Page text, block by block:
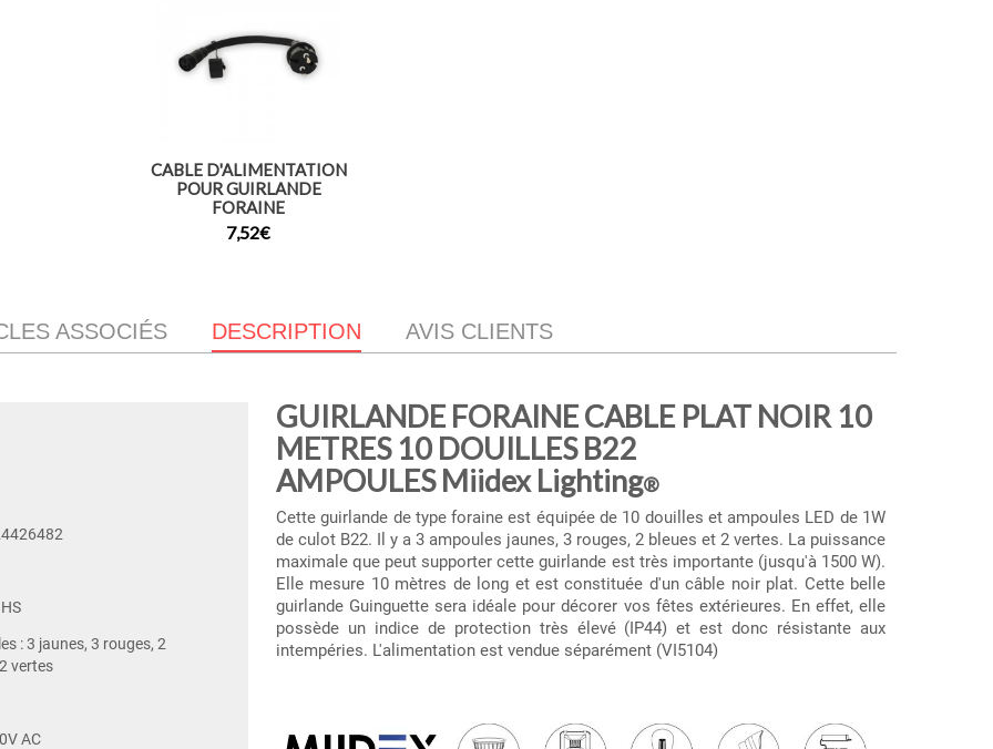
CABLE D'ALIMENTATION
POUR GUIRLANDE
FORAINE
7,52€
ASSOCIÉS DESCRIPTION AVIS CLIENTS
GUIRLANDE FORAINE CABLE PLAT NOIR 10
METRES 10 DOUILLES B22
AMPOULES Miidex Lighting®
Cette guirlande de type foraine est équipée de 10 douilles et ampoules LED de 1W
de culot B22. Il y a 3 ampoules jaunes, 3 rouges, 2 bleues et 2 vertes. La puissance
maximale que peut supporter cette guirlande est très importante (jusqu'à 1500 W).
Elle mesure 10 mètres de long et est constituée d'un câble noir plat. Cette belle
guirlande Guinguette sera idéale pour décorer vos fêtes extérieures. En effet, elle
possède un indice de protection très élevé (IP44) et est donc résistante aux
intempéries. L'alimentation est vendue séparément (VI5104)
: 3 jaunes, 3 rouges, 2
vertes
AC